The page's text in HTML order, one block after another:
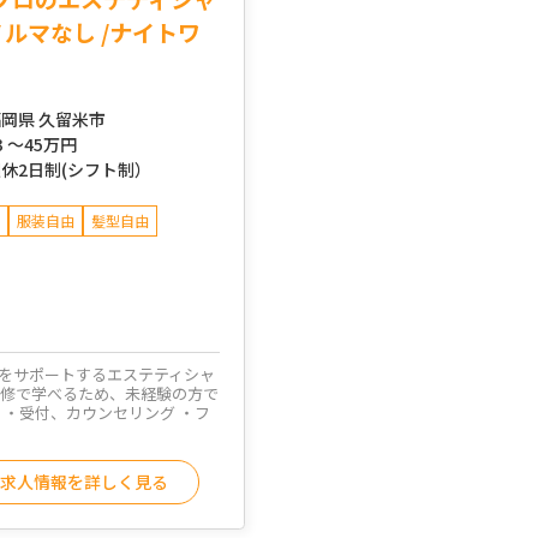
マなし /ナイトワ
県 久留米市
～45万円
2日制(シフト制）
服装自由 髪型自由
サポートするエステティシャ
で学べるため、未経験の方で
受付、カウンセリング ・フ
求人情報を詳しく見る